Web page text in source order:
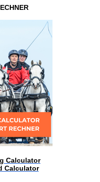
Calculator
Calculator